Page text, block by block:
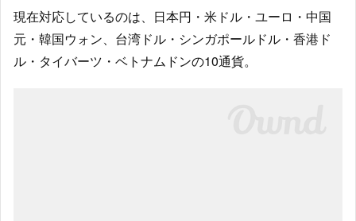
現在対応しているのは、日本円・米ドル・ユーロ・中国
元・韓国ウォン、台湾ドル・シンガポールドル・香港ド
ル・タイバーツ・ベトナムドンの10通貨。